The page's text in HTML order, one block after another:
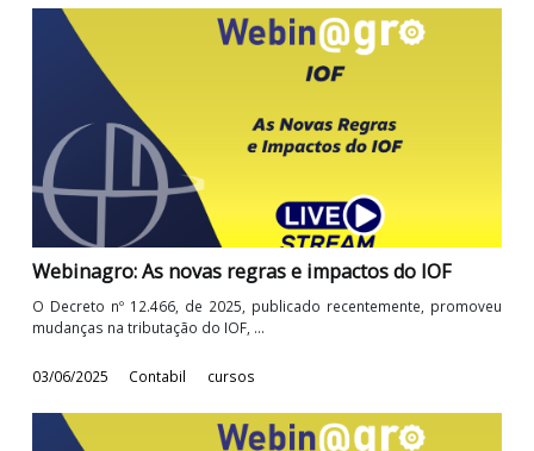
Desde a publicação do Decreto nº 10.854, de 2021, que, por
do art. 186, impôs limitações ao ...
21/10/2025
Webinagro: Variação Cambial e Monetária: